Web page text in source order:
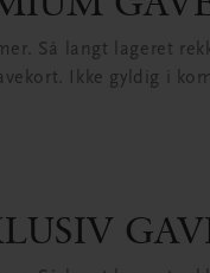
Så langt lageret
Ikke gyldig i